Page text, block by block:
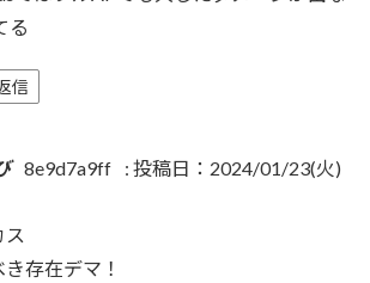
る
信
8e9d7a9ff : 投稿日：2024/01/23(火)
ス
存在デマ！